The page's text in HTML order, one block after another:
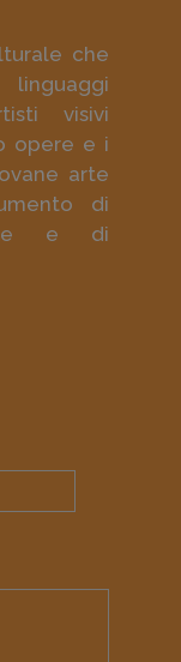
che
visivi
opere e i
arte
di
e di